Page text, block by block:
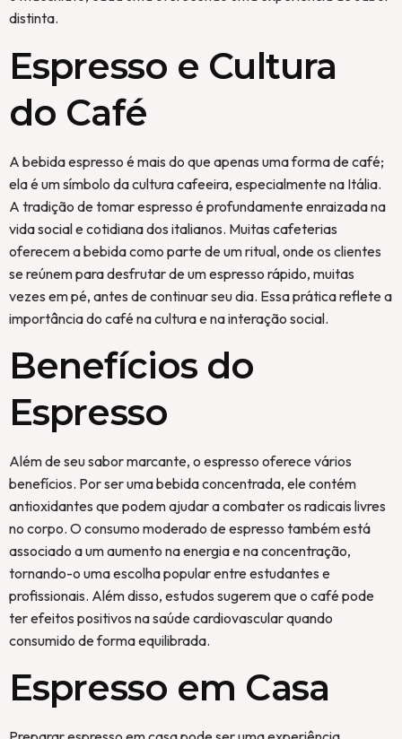
distinta.
Espresso e Cultura
do Café
A bebida espresso é mais do que apenas uma forma de café;
ela é um símbolo da cultura cafeeira, especialmente na Itália.
A tradição de tomar espresso é profundamente enraizada na
vida social e cotidiana dos italianos. Muitas cafeterias
oferecem a bebida como parte de um ritual, onde os clientes
se reúnem para desfrutar de um espresso rápido, muitas
vezes em pé, antes de continuar seu dia. Essa prática reflete a
importância do café na cultura e na interação social.
Benefícios do
Espresso
Além de seu sabor marcante, o espresso oferece vários
benefícios. Por ser uma bebida concentrada, ele contém
antioxidantes que podem ajudar a combater os radicais livres
no corpo. O consumo moderado de espresso também está
associado a um aumento na energia e na concentração,
tornando-o uma escolha popular entre estudantes e
profissionais. Além disso, estudos sugerem que o café pode
ter efeitos positivos na saúde cardiovascular quando
consumido de forma equilibrada.
Espresso em Casa